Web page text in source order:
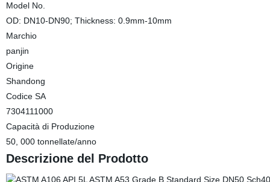
Model No.
OD: DN10-DN90; Thickness: 0.9mm-10mm
Marchio
panjin
Origine
Shandong
Codice SA
7304111000
Capacità di Produzione
50, 000 tonnellate/anno
Descrizione del Prodotto